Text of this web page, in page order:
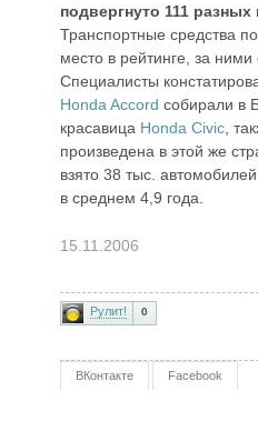
подвергнуто 111
Транспортные средства
место в рейтинге, за
Специалисты
Honda Accord собирали в
красавица Honda Civic ,
произведена в этой же
взято 38 тыс.
в среднем 4,9 года.
15.11.2006
Рулит! 0
ВКонтакте Facebook